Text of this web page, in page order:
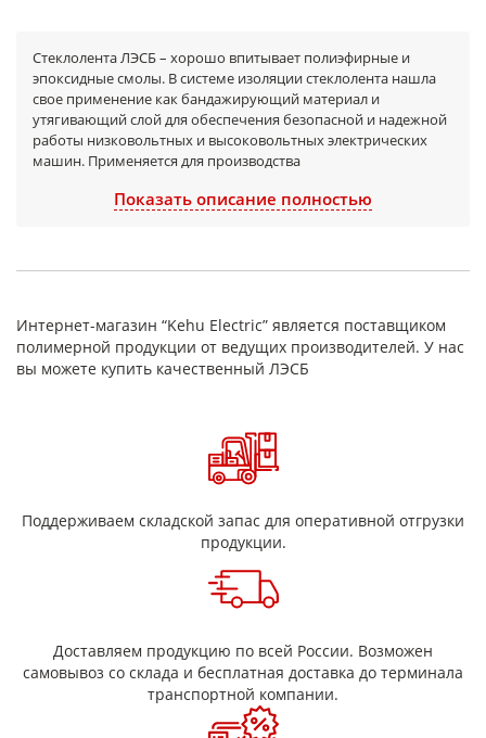
Стеклолента ЛЭСБ – хорошо впитывает полиэфирные и
эпоксидные смолы. В системе изоляции стеклолента нашла
свое применение как бандажирующий материал и
утягивающий слой для обеспечения безопасной и надежной
работы низковольтных и высоковольтных электрических
машин. Применяется для производства
подходит для теплоизоляции трубопроводов небольшого
температур от -50ºС до +180ºС. Стандартная толщина от 0,08
до 0,2 мм, ширина от 10 мм и больше. Предельные
отклонения от размеров ленты должны быть ± 2 мм по
ширине рулона и ± 0,025 мм по толщине. Гарантийный срок
Основные технические
характеристики стеклоленты марки
ЛЭСБ
Наименование показателя
Ед.
изм.
мм
35, 40, 50
Число нитей основы
шт
46-104
г/100
м
Показать описание полностью
Интернет-магазин “Kehu Electric” является поставщиком
полимерной продукции от ведущих производителей. У нас
вы можете купить качественный ЛЭСБ
Поддерживаем складской запас для оперативной отгрузки
продукции.
Доставляем продукцию по всей России. Возможен
самовывоз со склада и бесплатная доставка до терминала
транспортной компании.